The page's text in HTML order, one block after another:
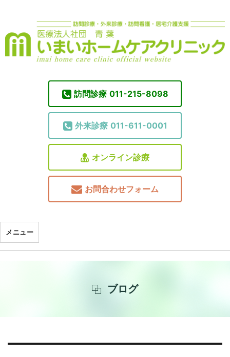
訪問診療 011-215-8098
外来診療 011-611-0001
オンライン診療
お問合わせフォーム
メニュー
ブログ